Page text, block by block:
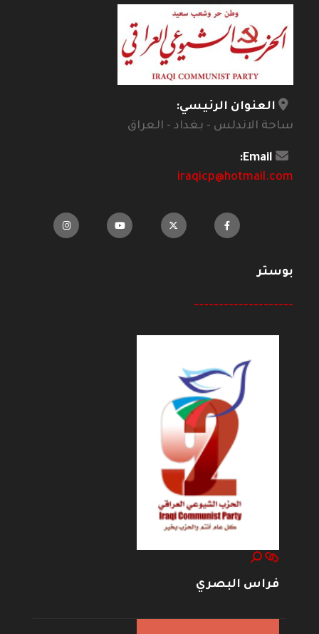
العنوان الرئيسي:
ساحة الاندلس - بغداد - العراق
Email:
iraqicp@hotmail.com
بوستر
--------------------
فراس البصري